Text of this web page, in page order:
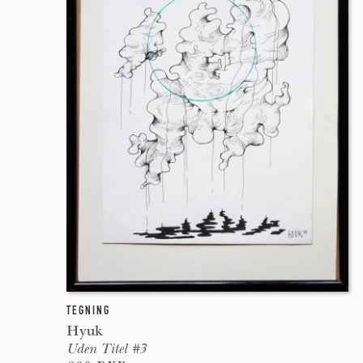
TEGNING
Hyuk
Uden Titel #3